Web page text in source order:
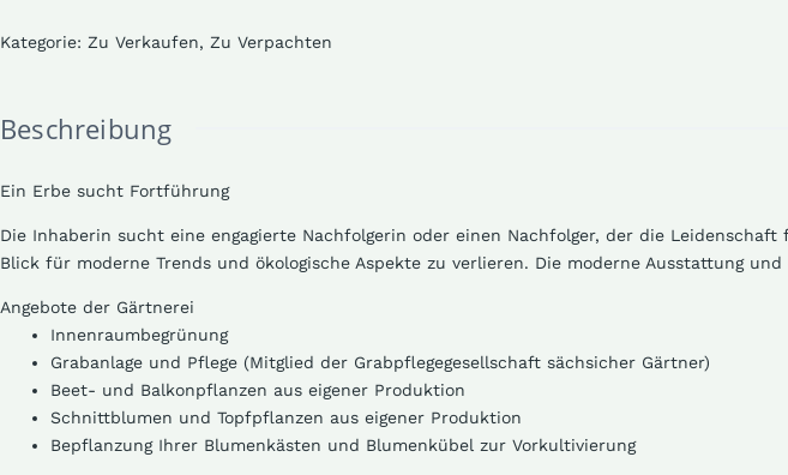
Kategorie: Zu Verkaufen, Zu Verpachten
Beschreibung
Ein Erbe sucht Fortführung
Die Inhaberin sucht eine engagierte Nachfolgerin oder einen Nachfolger, der die Leidenschaft
Blick für moderne Trends und ökologische Aspekte zu verlieren. Die moderne Ausstattung
Angebote der Gärtnerei
Innenraumbegrünung
Grabanlage und Pflege (Mitglied der Grabpflegegesellschaft sächsicher Gärtner)
Beet- und Balkonpflanzen aus eigener Produktion
Schnittblumen und Topfpflanzen aus eigener Produktion
Bepflanzung Ihrer Blumenkästen und Blumenkübel zur Vorkultivierung